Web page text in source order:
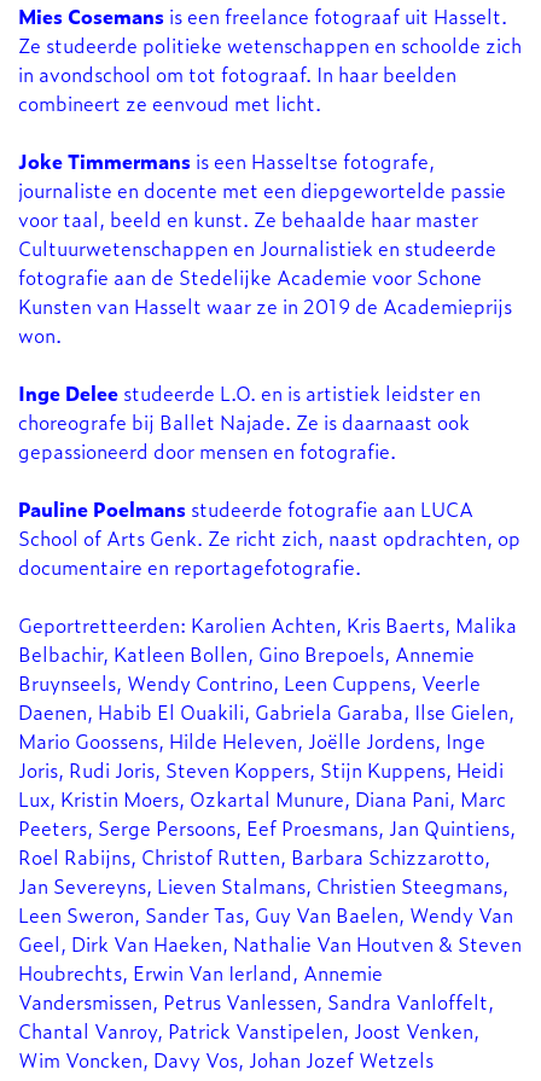
Mies Cosemans is een freelance fotograaf uit Hasselt.
Ze studeerde politieke wetenschappen en schoolde zich
in avondschool om tot fotograaf. In haar beelden
combineert ze eenvoud met licht.
Joke Timmermans is een Hasseltse fotografe,
journaliste en docente met een diepgewortelde passie
voor taal, beeld en kunst. Ze behaalde haar master
Cultuurwetenschappen en Journalistiek en studeerde
fotografie aan de Stedelijke Academie voor Schone
Kunsten van Hasselt waar ze in 2019 de Academieprijs
won.
Inge Delee studeerde L.O. en is artistiek leidster en
choreografe bij Ballet Najade. Ze is daarnaast ook
gepassioneerd door mensen en fotografie.
Pauline Poelmans studeerde fotografie aan LUCA
School of Arts Genk. Ze richt zich, naast opdrachten, op
documentaire en reportagefotografie.
Geportretteerden: Karolien Achten, Kris Baerts, Malika
Belbachir, Katleen Bollen, Gino Brepoels, Annemie
Bruynseels, Wendy Contrino, Leen Cuppens, Veerle
Daenen, Habib El Ouakili, Gabriela Garaba, Ilse Gielen,
Mario Goossens, Hilde Heleven, Joëlle Jordens, Inge
Joris, Rudi Joris, Steven Koppers, Stijn Kuppens, Heidi
Lux, Kristin Moers, Ozkartal Munure, Diana Pani, Marc
Peeters, Serge Persoons, Eef Proesmans, Jan Quintiens,
Roel Rabijns, Christof Rutten, Barbara Schizzarotto,
Jan Severeyns, Lieven Stalmans, Christien Steegmans,
Leen Sweron, Sander Tas, Guy Van Baelen, Wendy Van
Geel, Dirk Van Haeken, Nathalie Van Houtven & Steven
Houbrechts, Erwin Van Ierland, Annemie
Vandersmissen, Petrus Vanlessen, Sandra Vanloffelt,
Chantal Vanroy, Patrick Vanstipelen, Joost Venken,
Wim Voncken, Davy Vos, Johan Jozef Wetzels